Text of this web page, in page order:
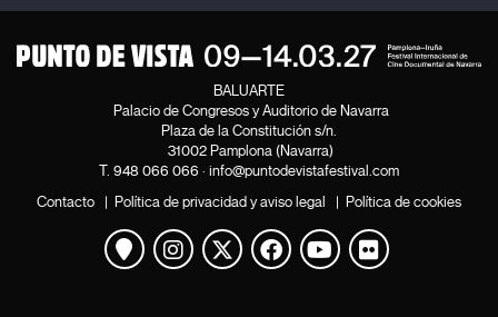
BALUARTE
Palacio de Congresos y Auditorio de Navarra
Plaza de la Constitución s/n.
31002 Pamplona (Navarra)
T. 948 066 066 · info@puntodevistafestival.com
Contacto | Política de privacidad y aviso legal | Política de cookies
Ver mapa
Instagram
Twitter
Facebook
Youtube
Flickr